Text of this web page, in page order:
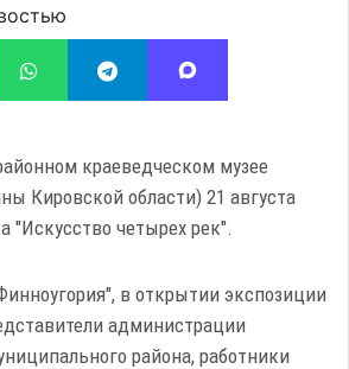
краеведческом музее
Кировской области) 21 августа
"Искусство четырех рек".
в открытии экспозиции
администрации
района, работники